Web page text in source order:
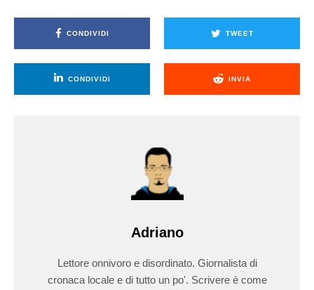
CONDIVIDI TWEET
CONDIVIDI INVIA
Adriano
Lettore onnivoro e disordinato. Giornalista di
cronaca locale e di tutto un po'. Scrivere è come